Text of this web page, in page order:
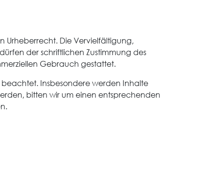
Urheberrecht. Die Vervielfältigung,
der schriftlichen Zustimmung des
Gebrauch gestattet.
beachtet. Insbesondere werden Inhalte
bitten wir um einen entsprechenden